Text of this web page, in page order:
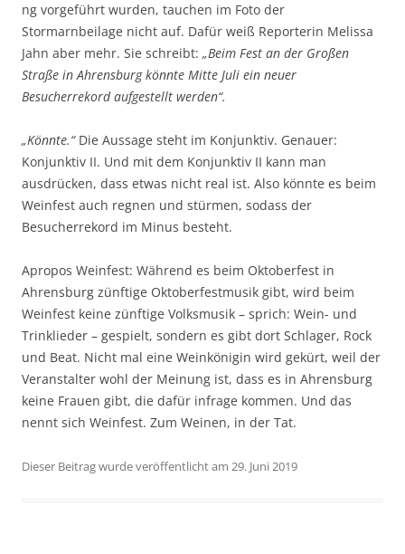
ng vorgeführt wurden, tauchen im Foto der
Stormarnbeilage nicht auf. Dafür weiß Reporterin Melissa
Jahn aber mehr. Sie schreibt: „Beim Fest an der Großen
Straße in Ahrensburg könnte Mitte Juli ein neuer
Besucherrekord aufgestellt werden“.
„Könnte.“Die Aussage steht im Konjunktiv. Genauer:
Konjunktiv II. Und mit dem Konjunktiv II kann man
ausdrücken, dass etwas nicht real ist. Also könnte es beim
Weinfest auch regnen und stürmen, sodass der
Besucherrekord im Minus besteht.
Apropos Weinfest: Während es beim Oktoberfest in
Ahrensburg zünftige Oktoberfestmusik gibt, wird beim
Weinfest keine zünftige Volksmusik – sprich: Wein- und
Trinklieder – gespielt, sondern es gibt dort Schlager, Rock
und Beat. Nicht mal eine Weinkönigin wird gekürt, weil der
Veranstalter wohl der Meinung ist, dass es in Ahrensburg
keine Frauen gibt, die dafür infrage kommen. Und das
nennt sich Weinfest. Zum Weinen, in der Tat.
Dieser Beitrag wurde veröffentlicht am 29. Juni 2019